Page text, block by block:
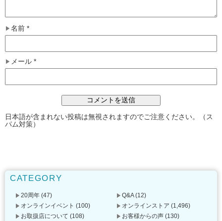
名前 *
メール *
日本語が含まれない投稿は無視されますのでご注意ください。（ス
パム対策）
CATEGORY
20周年 (47) Q&A(12)
オンラインイベント (100) オンラインストア (1,496)
お取扱店について (108) お客様からの声 (130)